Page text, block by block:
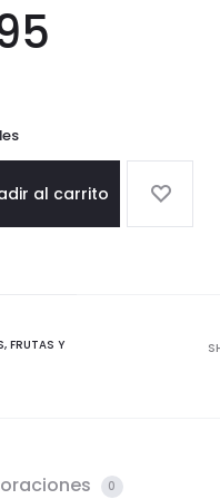
al carrito
FRUTAS Y
0